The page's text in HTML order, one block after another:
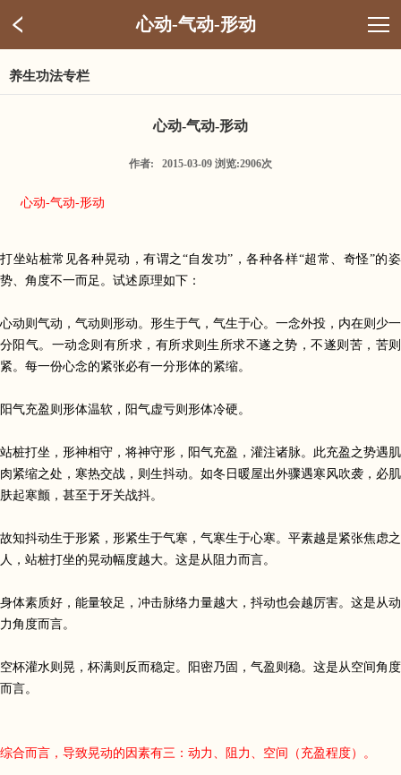
心动-气动-形动
养生功法专栏
心动-气动-形动
作者: 2015-03-09 浏览:2906次
心动-气动-形动
打坐站桩常见各种晃动，有谓之 “自发功” ，各种各样“超常、奇怪”的姿
势、角度不一而足。试述原理如下：
心动则气动，气动则形动。形生于气，气生于心。一念外投，内在则少一
分阳气。一动念则有所求，有所求则生所求不遂之势，不遂则苦，苦则
紧。每一份心念的紧张必有一分形体的紧缩。
阳气充盈则形体温软，阳气虚亏则形体冷硬。
站桩打坐，形神相守，将神守形，阳气充盈，灌注诸脉。此充盈之势遇肌
肉紧缩之处，寒热交战，则生抖动。如冬日暖屋出外骤遇寒风吹袭，必肌
肤起寒颤，甚至于牙关战抖。
故知抖动生于形紧，形紧生于气寒，气寒生于心寒。平素越是紧张焦虑之
人，站桩打坐的晃动幅度越大。这是从阻力而言。
身体素质好，能量较足，冲击脉络力量越大，抖动也会越厉害。这是从动
力角度而言。
空杯灌水则晃，杯满则反而稳定。阳密乃固，气盈则稳。这是从空间角度
而言。
综合而言，导致晃动的因素有三：动力、阻力、空间（充盈程度）。